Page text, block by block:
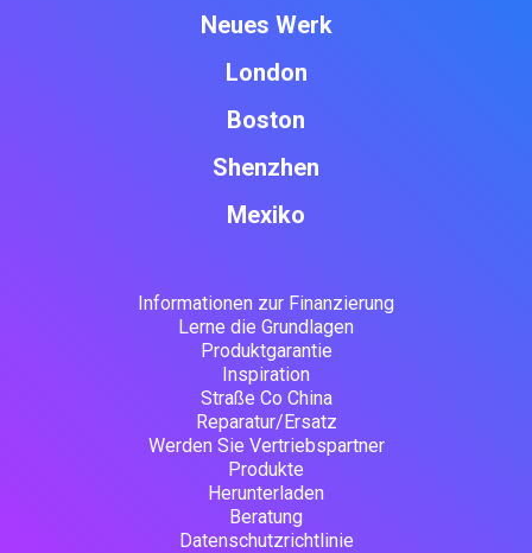
Neues Werk
London
Boston
Shenzhen
Mexiko
Informationen zur Finanzierung
Lerne die Grundlagen
Produktgarantie
Inspiration
Straße Co China
Reparatur/Ersatz
Werden Sie Vertriebspartner
Produkte
Herunterladen
Beratung
Datenschutzrichtlinie